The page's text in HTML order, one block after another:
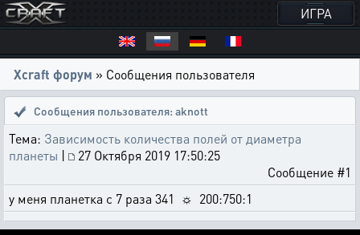
ИГРА
Xcraft форум » Сообщения пользователя
Сообщения пользователя: aknott
Тема: Зависимость количества полей от диаметра
планеты |
27 Октября 2019 17:50:25
Сообщение #1
у меня планетка с 7 раза 341 ☼ 200:750:1